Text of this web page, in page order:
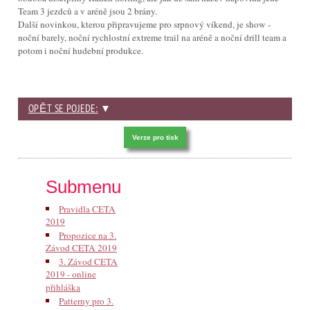
Team 3 jezdců a v aréně jsou 2 brány.
Další novinkou, kterou připravujeme pro srpnový víkend, je show -
noční barely, noční rychlostní extreme trail na aréně a noční drill team a
potom i noční hudební produkce.
OPĚT SE POJEDE: ▼
Verze pro tisk
Submenu
Pravidla CETA
2019
Propozice na 3.
Závod CETA 2019
3. Závod CETA
2019 - online
přihláška
Patterny pro 3.